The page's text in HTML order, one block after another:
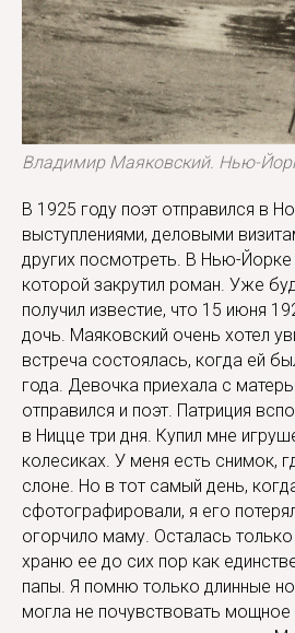
Владимир Маяковский. Нью-
В 1925 году поэт отправился в
выступлениями, деловыми
других посмотреть. В Нью-Йорке
которой закрутил роман. Уже
получил известие, что 15 июня
дочь. Маяковский очень хотел
встреча состоялась, когда ей
года. Девочка приехала с
отправился и поэт. Патриция
в Ницце три дня. Купил мне
колесиках. У меня есть снимок,
слоне. Но в тот самый день,
сфотографировали, я его
огорчило маму. Осталась
храню ее до сих пор как
папы. Я помню только длинные
могла не почувствовать